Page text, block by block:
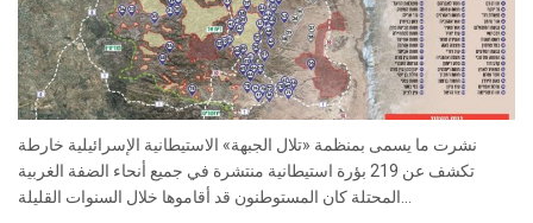
نشرت ما يسمى بمنظمة «تلال الجبهة» الاستيطانية الإسرائيلية خارطة
تكشف عن 219 بؤرة استيطانية منتشرة في جميع أنحاء الضفة الغربية
المحتلة كان المستوطنون قد أقاموها خلال السنوات القليلة...